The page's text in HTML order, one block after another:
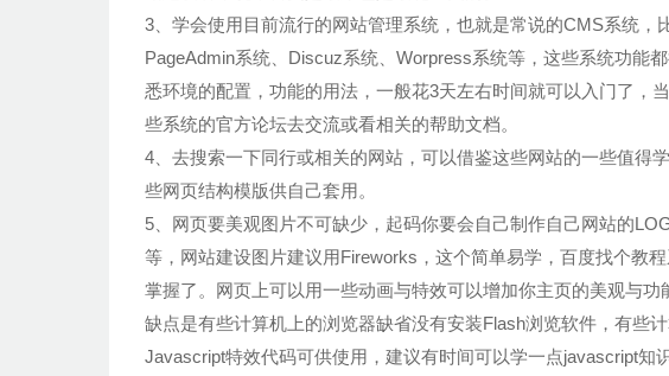
3、学会使用目前流行的网站管理系统，也就是常说的CMS系统，
PageAdmin系统、Discuz系统、Worpress系统等，这些系统功能
悉环境的配置，功能的用法，一般花3天左右时间就可以入门了，
些系统的官方论坛去交流或看相关的帮助文档。
4、去搜索一下同行或相关的网站，可以借鉴这些网站的一些值得
些网页结构模版供自己套用。
5、网页要美观图片不可缺少，起码你要会自己制作自己网站的
等，网站建设图片建议用Fireworks，这个简单易学，百度找个教
掌握了。网页上可以用一些动画与特效可以增加你主页的美观与
缺点是有些计算机上的浏览器缺省没有安装Flash浏览软件，有些
Javascript特效代码可供使用，建议有时间可以学一点javascript知